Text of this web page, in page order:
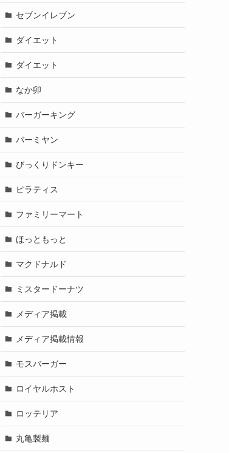
セブンイレブン
ダイエット
ダイエット
なか卯
バーガーキング
バーミヤン
びっくりドンキー
ピラティス
ファミリーマート
ほっともっと
マクドナルド
ミスタードーナツ
メディア掲載
メディア掲載情報
モスバーガー
ロイヤルホスト
ロッテリア
丸亀製麺